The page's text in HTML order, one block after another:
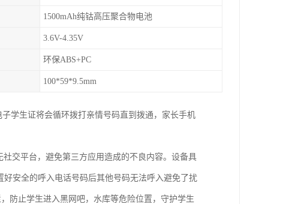
1500mAh纯钴高压聚合物电池
3.6V-4.35V
环保ABS+PC
100*59*9.5mm
学生证将会循环拨打亲情号码直到拨通，家长手机
交平台，避免第三方应用造成的不良内容。设备具
安全的呼入电话号码后其他号码无法呼入避免了扰
防止学生进入黑网吧，水库等危险位置，守护学生